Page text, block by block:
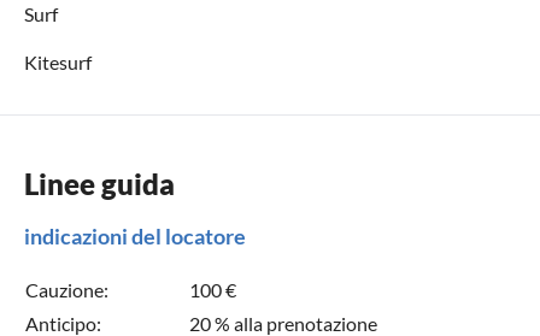
Surf
Kitesurf
Linee guida
indicazioni del locatore
Cauzione:
100 €
Anticipo:
20 % alla prenotazione